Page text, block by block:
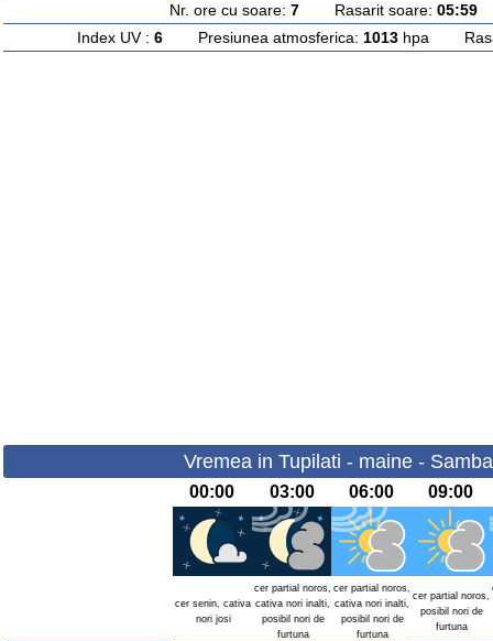
Nr. ore cu soare: 7Rasarit soare: 05:59
Index UV : 6 Presiunea atmosferica: 1013 hpa
Vremea in Tupilati - maine -
00:00 03:00 06:00 09:00
cer senin, cativa
nori josi
cer partial noros,
cativa nori inalti,
posibil nori de
furtuna
cer partial noros,
cativa nori inalti,
posibil nori de
furtuna
cer partial noros,
posibil nori de
furtuna